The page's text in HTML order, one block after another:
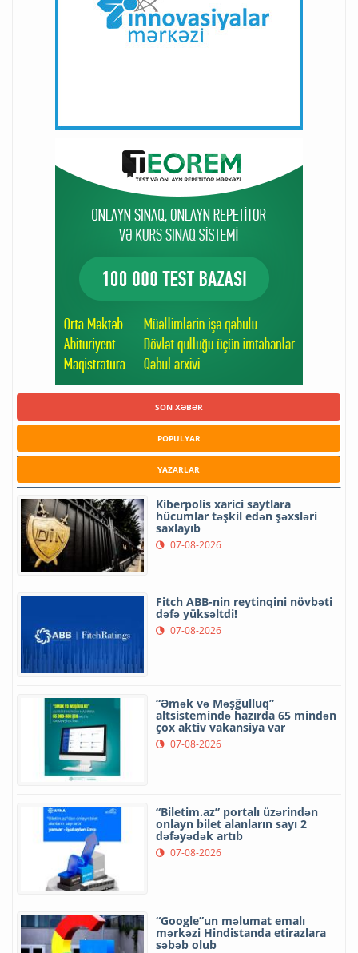
SON XƏBƏR
POPULYAR
YAZARLAR
Kiberpolis xarici saytlara
hücumlar təşkil edən şəxsləri
saxlayıb
07-08-2026
Fitch ABB-nin reytinqini növbəti
dəfə yüksəltdi!
07-08-2026
“Əmək və Məşğulluq”
altsistemində hazırda 65 mindən
çox aktiv vakansiya var
07-08-2026
“Biletim.az” portalı üzərindən
onlayn bilet alanların sayı 2
dəfəyədək artıb
07-08-2026
“Google”un məlumat emalı
mərkəzi Hindistanda etirazlara
səbəb olub